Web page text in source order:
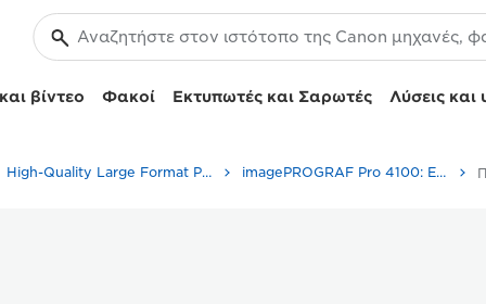
βίντεο Φακοί Εκτυπωτές και Σαρωτές Λύσεις και
High-Quality Large Format Printers for CAD/GIS and Stunning Graphics imagePROGRAF Pro 4100: Επαγγελματικές εκτυπώσεις μεγάλου μεγέθους